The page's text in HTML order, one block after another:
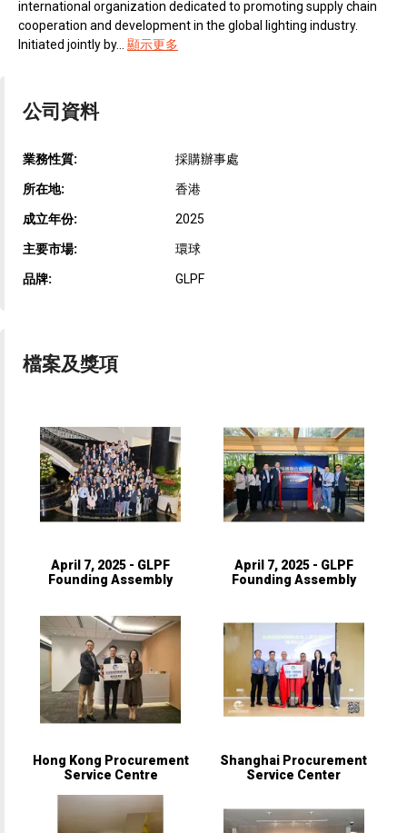
international organization dedicated to promoting supply chain
cooperation and development in the global lighting industry.
Initiated jointly by... 顯示更多
公司資料
業務性質: 採購辦事處
所在地: 香港
成立年份: 2025
主要市場: 環球
品牌: GLPF
檔案及獎項
April 7, 2025 - GLPF
Founding Assembly
April 7, 2025 - GLPF
Founding Assembly
Hong Kong Procurement
Service Centre
Shanghai Procurement
Service Center